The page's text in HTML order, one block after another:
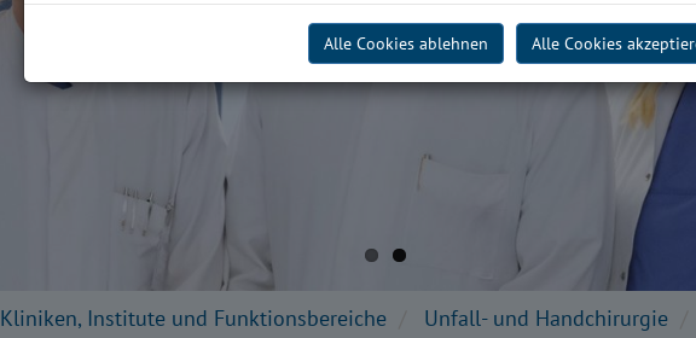
Kliniken, Institute und Funktionsbereiche Unfall- und Handchirurgie
Alle Cookies ablehnen Alle Cookies